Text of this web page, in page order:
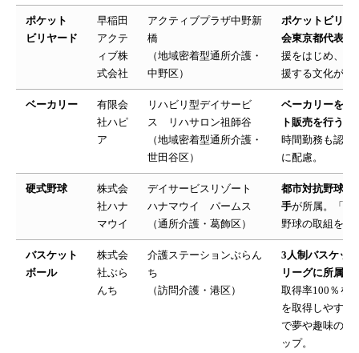
ポケット
ビリヤード
早稲田
アクテ
ィブ株
式会社
アクティブプラザ中野新
橋
（地域密着型通所介護・
中野区）
ポケットビリヤ
会東京都代表選
援をはじめ、新
援する文化が法
ベーカリー
有限会
社ハピ
ア
リハビリ型デイサービ
ス リハサロン祖師谷
（地域密着型通所介護・
世田谷区）
ベーカリーを開
ト販売を行う職
時間勤務も認め
に配慮。
硬式野球
株式会
社ハナ
マウイ
デイサービスリゾート
ハナマウイ パームス
（通所介護・葛飾区）
都市対抗野球大
手が所属。「室
野球の取組を全
バスケット
ボール
株式会
社ぶら
んち
介護ステーションぶらん
ち
（訪問介護・港区）
3人制バスケッ
リーグに所属予
取得率100％を
を取得しやすい
で夢や趣味の活
ップ。